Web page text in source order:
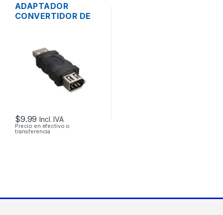
ADAPTADOR
CONVERTIDOR DE
$9.99 Incl. IVA
Precio en efectivo o
transferencia